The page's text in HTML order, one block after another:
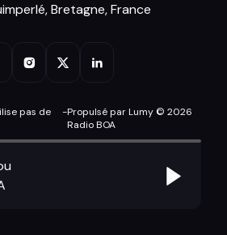
Bretagne, France
pas de
-Propulsé par Lumy © 2026
Radio BOA